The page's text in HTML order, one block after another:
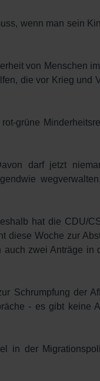
wenn man sein
von Menschen
die vor Krieg und
grüne
darf jetzt
hat die CDU/
diese Woche zur
zwei Anträge in
Schrumpfung der
- es gibt keine
in der